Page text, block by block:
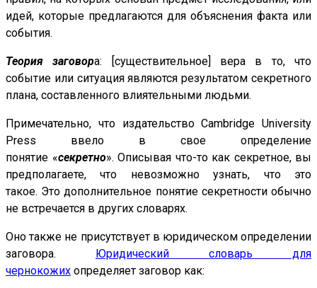
идей, которые предлагаются для объяснения факта или
события.
Теория заговора: [существительное] вера в то, что
событие или ситуация являются результатом секретного
плана, составленного влиятельными людьми.
Примечательно, что издательство Cambridge University
Press ввело в свое определение
понятие «секретно». Описывая что-то как секретное, вы
предполагаете, что невозможно узнать, что это
такое. Это дополнительное понятие секретности обычно
не встречается в других словарях.
Оно также не присутствует в юридическом определении
заговора.
Юридический словарь для
чернокожих определяет заговор как: